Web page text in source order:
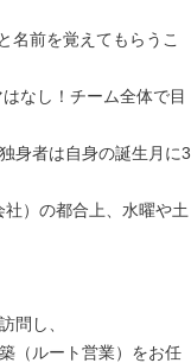
名前を覚えてもらうこ
なし！チーム全体で目
身者は自身の誕生月に3
）の都合上、水曜や土
問し、
（ルート営業）をお任